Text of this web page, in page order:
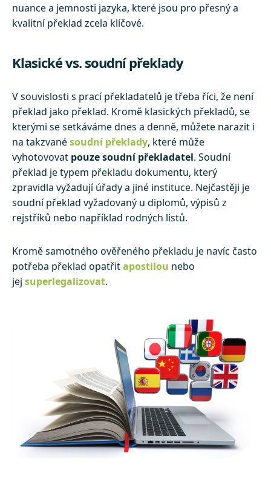
nuance a jemnosti jazyka, které jsou pro přesný a
kvalitní překlad zcela klíčové.
Klasické vs. soudní překlady
V souvislosti s prací překladatelů je třeba říci, že není
překlad jako překlad. Kromě klasických překladů, se
kterými se setkáváme dnes a denně, můžete narazit i
na takzvanésoudní překlady, které může
vyhotovovat pouze soudní překladatel. Soudní
překlad je typem překladu dokumentu, který
zpravidla vyžadují úřady a jiné instituce. Nejčastěji je
soudní překlad vyžadovaný u diplomů, výpisů z
rejstříků nebo například rodných listů.
Kromě samotného ověřeného překladu je navíc často
potřeba překlad opatřitapostilou nebo
jej superlegalizovat.